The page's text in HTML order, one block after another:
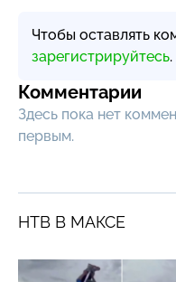
Чтобы оставлять
зарегистрируйтесь.
Комментарии
Здесь пока нет
первым.
НТВ В МАКСЕ